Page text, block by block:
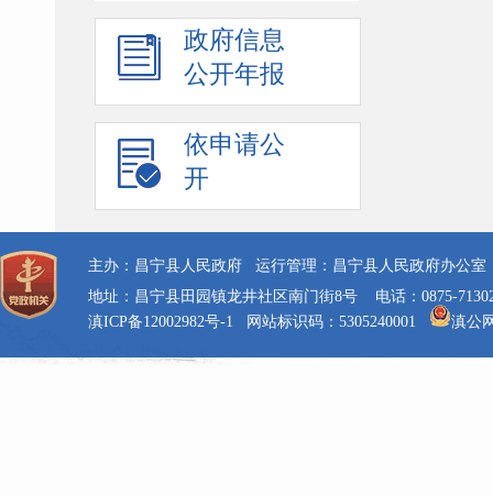
政府信息
公开年报
依申请公
开